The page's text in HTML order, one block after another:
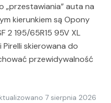
„przestawiania” auta na
kierunkiem są Opony
2 195/65R15 95V XL
Pirelli skierowana do
przewidywalność
7 sierpnia 2026